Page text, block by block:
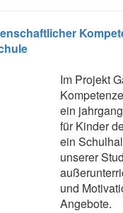
Im Projekt
ein
für Kinder
ein
unserer
und
Angebote.